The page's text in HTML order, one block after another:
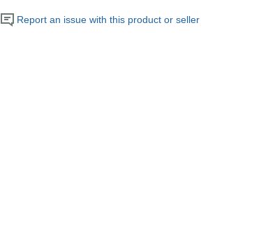
Report an issue with this product or seller